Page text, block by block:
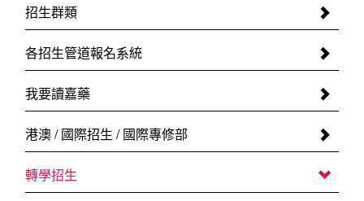
招生群類
各招生管道報名系統
我要讀嘉藥
港澳 / 國際招生 / 國際專修部
轉學招生